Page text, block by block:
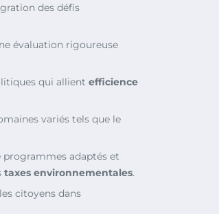
des défis
évaluation rigoureuse
qui allient efficience
variés tels que le
programmes adaptés et
taxes environnementales.
citoyens dans